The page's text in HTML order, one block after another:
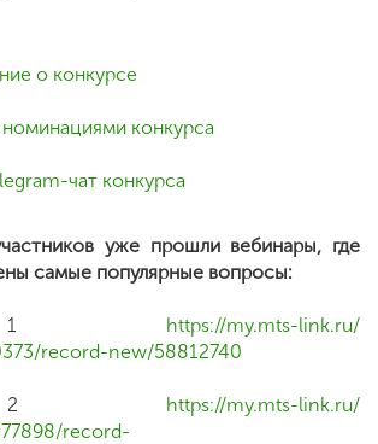
о конкурсе
конкурса
чат конкурса
уже прошли вебинары, где
самые популярные вопросы:
1 https://my.mts-link.ru/
record-new/58812740
2 https://my.mts-link.ru/
record-